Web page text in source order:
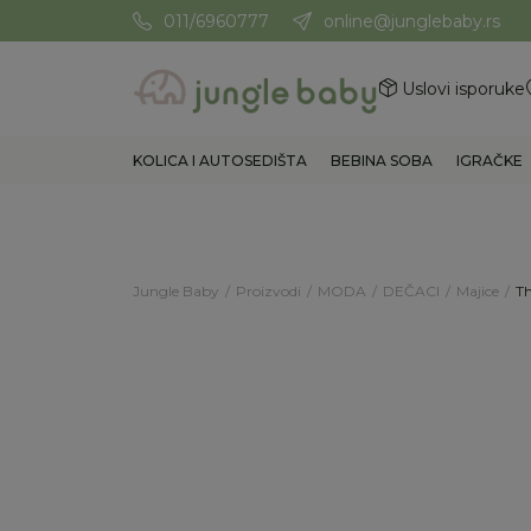
011/6960777 online@junglebaby.rs
Potrebna Vam je pomoć?
Uslovi isporuke
KOLICA I AUTOSEDIŠTA BEBINA SOBA IGRAČKE
Jungle Baby Proizvodi MODA DEČACI Majice